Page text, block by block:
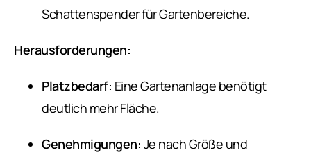
Schattenspender für Gartenbereiche.
Herausforderungen:
Platzbedarf: Eine Gartenanlage benötigt
deutlich mehr Fläche.
Genehmigungen: Je nach Größe und